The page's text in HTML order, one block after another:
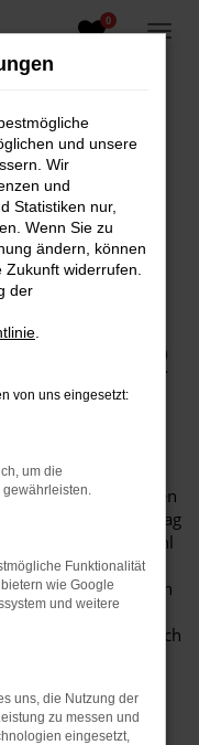
0
DER
die passende
Fahrzeug hat sich
Tests und Vergleichen
Einer der Gründe mag
der sich sowohl
Landstraße und
finden Sie Ihren
Ausführungen.
einen Neuwagen nach
Darüber
als Toyota
Gebraucht- und
und unsere
Wir
und
Statistiken nur,
Wenn Sie zu
ändern, können
widerrufen.
der
von uns eingesetzt:
um die
gewährleisten.
Funktionalität
wie Google
und weitere
uns, die Nutzung der
zu messen und
eingesetzt,